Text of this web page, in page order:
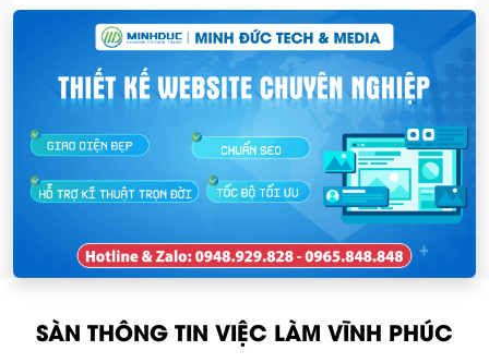
SÀN THÔNG TIN VIỆC LÀM VĨNH PHÚC